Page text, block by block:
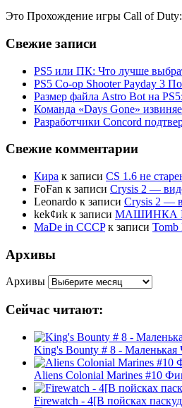
Это Прохождение игры Call of Duty:
Свежие записи
PS5 или ПК: Что лучше
PS5 Co-op Shooter Payday 3
Размер файла Astro Bot на
Команда «Days Gone»
Разработчики Concord
Свежие комментарии
Кира к записи CS 1.6 не
FoFan к записи Crysis 2 —
Leonardo к записи Crysis 2 —
kek¢иk к записи МАШИНКА
MaDe in CCCPк записи Tomb
Архивы
Архивы
Сейчас читают:
King's Bounty # 8 - Маленькая
Aliens Colonial Marines #10
Firewatch - 4[В пойсках